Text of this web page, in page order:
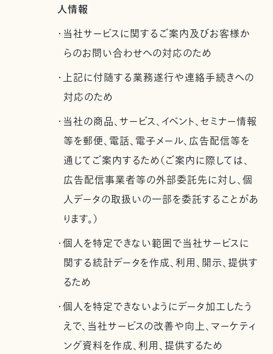
人情報
・当社サービスに関するご案内及びお客様か
らのお問い合わせへの対応のため
・上記に付随する業務遂行や連絡手続きへの
対応のため
・当社の商品、サービス、イベント、セミナー情報
等を郵便、電話、電子メール、広告配信等を
通じてご案内するため（ご案内に際しては、
広告配信事業者等の外部委託先に対し、個
人データの取扱いの一部を委託することがあ
ります。）
・個人を特定できない範囲で当社サービスに
関する統計データを作成、利用、開示、提供す
るため
・個人を特定できないようにデータ加工したう
えで、当社サービスの改善や向上、マーケティ
ング資料を作成、利用、提供するため